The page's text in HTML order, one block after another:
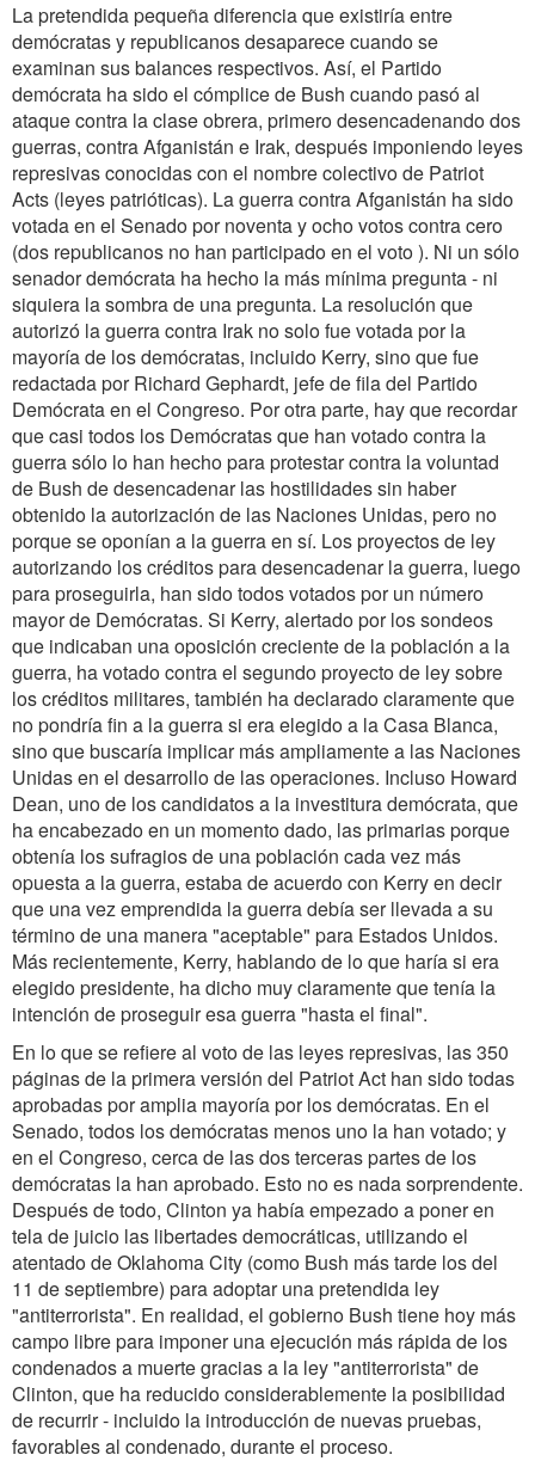
La pretendida pequeña diferencia que existiría entre
demócratas y republicanos desaparece cuando se
examinan sus balances respectivos. Así, el Partido
demócrata ha sido el cómplice de Bush cuando pasó al
ataque contra la clase obrera, primero desencadenando dos
guerras, contra Afganistán e Irak, después imponiendo leyes
represivas conocidas con el nombre colectivo de Patriot
Acts (leyes patrióticas). La guerra contra Afganistán ha sido
votada en el Senado por noventa y ocho votos contra cero
(dos republicanos no han participado en el voto ). Ni un sólo
senador demócrata ha hecho la más mínima pregunta - ni
siquiera la sombra de una pregunta. La resolución que
autorizó la guerra contra Irak no solo fue votada por la
mayoría de los demócratas, incluido Kerry, sino que fue
redactada por Richard Gephardt, jefe de fila del Partido
Demócrata en el Congreso. Por otra parte, hay que recordar
que casi todos los Demócratas que han votado contra la
guerra sólo lo han hecho para protestar contra la voluntad
de Bush de desencadenar las hostilidades sin haber
obtenido la autorización de las Naciones Unidas, pero no
porque se oponían a la guerra en sí. Los proyectos de ley
autorizando los créditos para desencadenar la guerra, luego
para proseguirla, han sido todos votados por un número
mayor de Demócratas. Si Kerry, alertado por los sondeos
que indicaban una oposición creciente de la población a la
guerra, ha votado contra el segundo proyecto de ley sobre
los créditos militares, también ha declarado claramente que
no pondría fin a la guerra si era elegido a la Casa Blanca,
sino que buscaría implicar más ampliamente a las Naciones
Unidas en el desarrollo de las operaciones. Incluso Howard
Dean, uno de los candidatos a la investitura demócrata, que
ha encabezado en un momento dado, las primarias porque
obtenía los sufragios de una población cada vez más
opuesta a la guerra, estaba de acuerdo con Kerry en decir
que una vez emprendida la guerra debía ser llevada a su
término de una manera "aceptable" para Estados Unidos.
Más recientemente, Kerry, hablando de lo que haría si era
elegido presidente, ha dicho muy claramente que tenía la
intención de proseguir esa guerra "hasta el final".
En lo que se refiere al voto de las leyes represivas, las 350
páginas de la primera versión del Patriot Act han sido todas
aprobadas por amplia mayoría por los demócratas. En el
Senado, todos los demócratas menos uno la han votado; y
en el Congreso, cerca de las dos terceras partes de los
demócratas la han aprobado. Esto no es nada sorprendente.
Después de todo, Clinton ya había empezado a poner en
tela de juicio las libertades democráticas, utilizando el
atentado de Oklahoma City (como Bush más tarde los del
11 de septiembre) para adoptar una pretendida ley
"antiterrorista". En realidad, el gobierno Bush tiene hoy más
campo libre para imponer una ejecución más rápida de los
condenados a muerte gracias a la ley "antiterrorista" de
Clinton, que ha reducido considerablemente la posibilidad
de recurrir - incluido la introducción de nuevas pruebas,
favorables al condenado, durante el proceso.